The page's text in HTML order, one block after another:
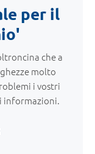
per il
che a
molto
i vostri
informazioni.